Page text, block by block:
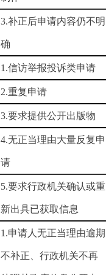
3.补正后申请内容仍不明
确
1.信访举报投诉类申请
2.重复申请
3.要求提供公开出版物
4.无正当理由大量反复申
请
5.要求行政机关确认或重
新出具已获取信息
1.申请人无正当理由逾期
不补正、行政机关不再